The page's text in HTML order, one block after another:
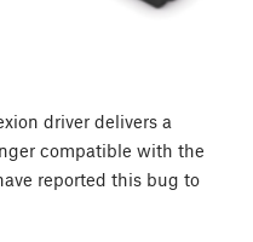
driver delivers a
compatible with the
reported this bug to